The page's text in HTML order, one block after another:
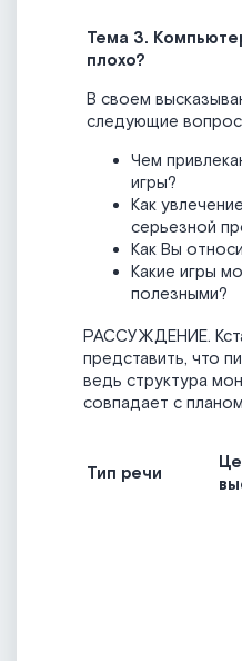
Тема 3.
плохо?
В своем
следующие
Чем
игры?
Как
серьезной
Как Вы
Какие игры
полезными?
РАССУЖДЕНИЕ.
представить, что
ведь структура
совпадает с
Тип речи